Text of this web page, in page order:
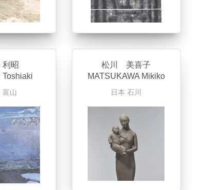
利昭
Toshiaki
富山
松川 美喜子
MATSUKAWA Mikiko
日本石川